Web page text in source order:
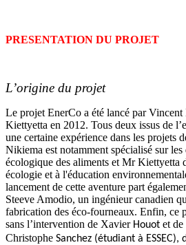
PRESENTATION DU PROJET
L’origine du projet
Le projet EnerCo a été lancé par
Kiettyetta en 2012. Tous deux issus de
une certaine expérience dans les projets
Nikiema est notamment spécialisé sur
écologique des aliments et Mr Kiettyetta
écologie et à l'éducation
lancement de cette aventure part
Steeve Amodio, un ingénieur canadien
fabrication des éco-fourneaux. Enfin, ce
sans l’intervention de XavierHouot et de
Christophe Sanchez (étudiant à